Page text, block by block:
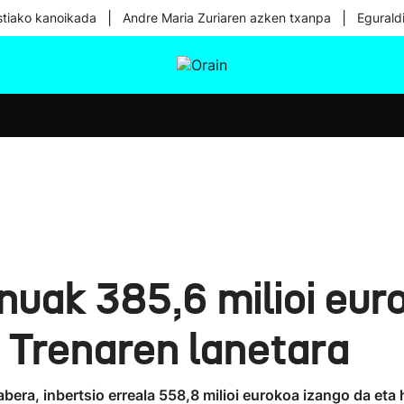
kanoikada Andre Maria Zuriaren azken txanpa
385,6 milioi
lanetara
inbertsio erreala 558,8 milioi eurokoa izango da